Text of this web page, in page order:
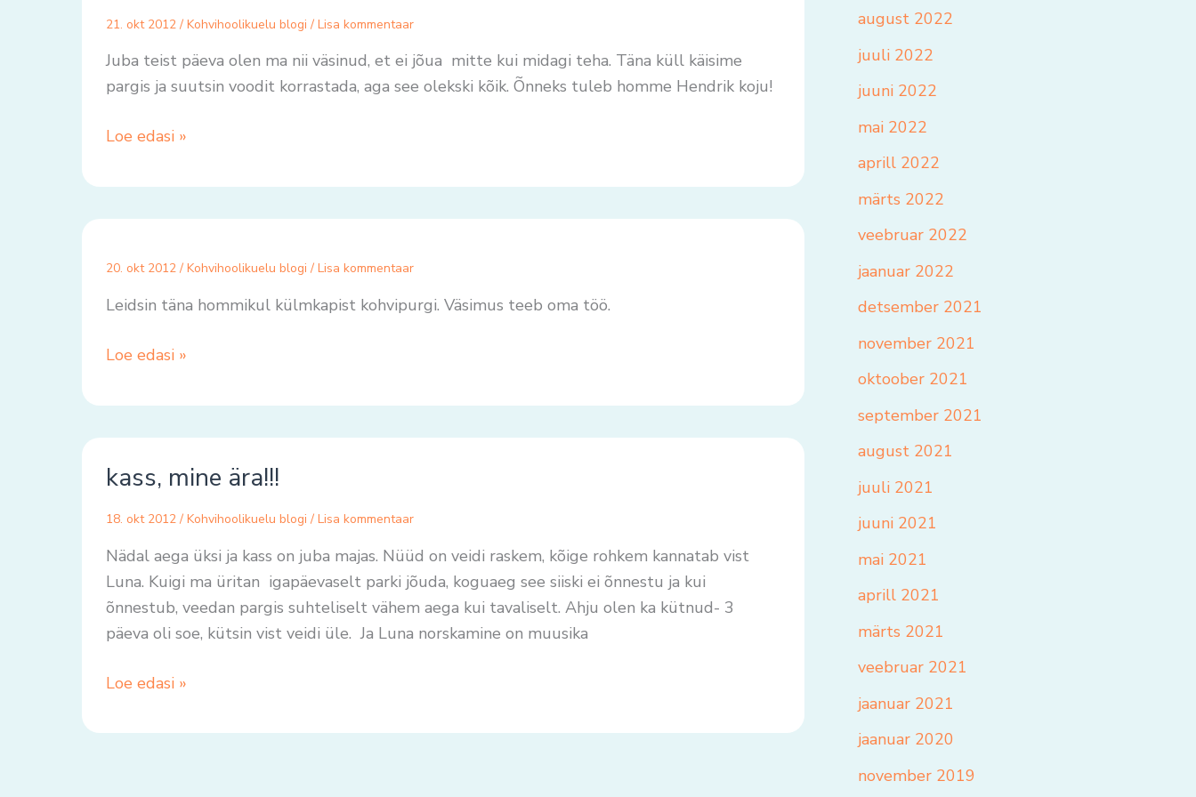
21. okt 2012 / Kohvihoolikuelu blogi / Lisa kommentaar
Juba teist päeva olen ma nii väsinud, et ei jõua mitte kui midagi teha. Täna küll käisime
pargis ja suutsin voodit korrastada, aga see olekski kõik. Õnneks tuleb homme Hendrik koju!
Loe edasi »
20. okt 2012 / Kohvihoolikuelu blogi / Lisa kommentaar
Leidsin täna hommikul külmkapist kohvipurgi. Väsimus teeb oma töö.
Loe edasi »
kass, mine ära!!!
18. okt 2012 / Kohvihoolikuelu blogi / Lisa kommentaar
Nädal aega üksi ja kass on juba majas. Nüüd on veidi raskem, kõige rohkem kannatab vist
Luna. Kuigi ma üritan igapäevaselt parki jõuda, koguaeg see siiski ei õnnestu ja kui
õnnestub, veedan pargis suhteliselt vähem aega kui tavaliselt. Ahju olen ka kütnud- 3
päeva oli soe, kütsin vist veidi üle. Ja Luna norskamine on muusika
mine
Loe edasi »
august 2022
juuli 2022
juuni 2022
mai 2022
aprill 2022
märts 2022
veebruar 2022
jaanuar 2022
detsember 2021
november 2021
oktoober 2021
september 2021
august 2021
juuli 2021
juuni 2021
mai 2021
aprill 2021
märts 2021
veebruar 2021
jaanuar 2021
jaanuar 2020
november 2019